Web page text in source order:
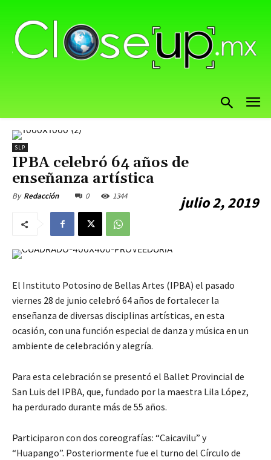
SLP
IPBA celebró 64 años de
enseñanza artística
By Redacción julio 2, 2019
0 1344
El Instituto Potosino de Bellas Artes (IPBA) el pasado
viernes 28 de junio celebró 64 años de fortalecer la
enseñanza de diversas disciplinas artísticas, en esta
ocasión, con una función especial de danza y música en un
ambiente de celebración y alegría.
Para esta celebración se presentó el Ballet Provincial de
San Luis del IPBA, que, fundado por la maestra Lila López,
ha perdurado durante más de 55 años.
Participaron con dos coreografías: “Caicavilu” y
“Huapango”. Posteriormente fue el turno del Círculo de